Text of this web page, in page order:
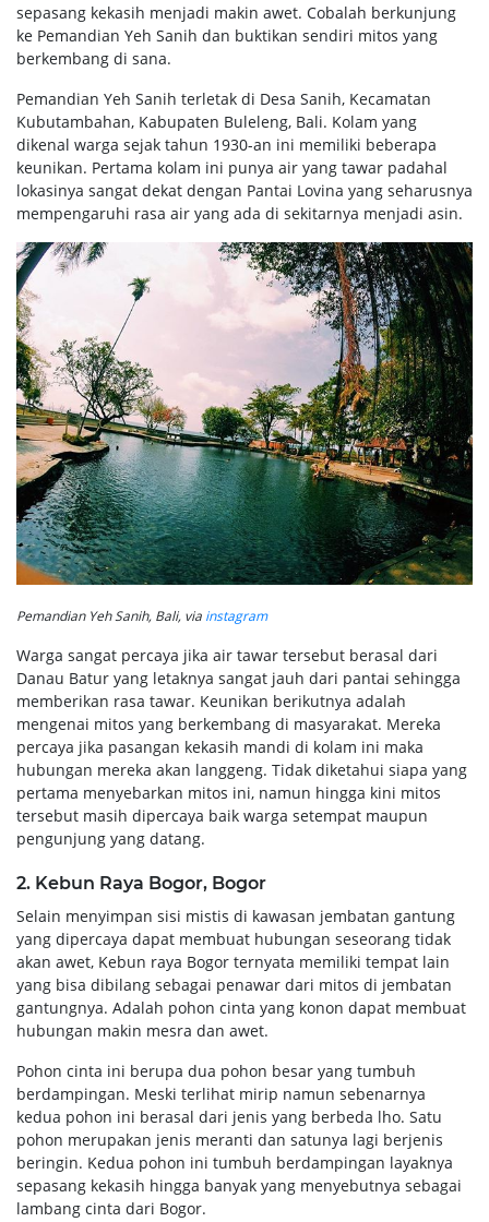
sepasang kekasih menjadi makin awet. Cobalah berkunjung
ke Pemandian Yeh Sanih dan buktikan sendiri mitos yang
berkembang di sana.
Pemandian Yeh Sanih terletak di Desa Sanih, Kecamatan
Kubutambahan, Kabupaten Buleleng, Bali. Kolam yang
dikenal warga sejak tahun 1930-an ini memiliki beberapa
keunikan. Pertama kolam ini punya air yang tawar padahal
lokasinya sangat dekat dengan Pantai Lovina yang seharusnya
mempengaruhi rasa air yang ada di sekitarnya menjadi asin.
Pemandian Yeh Sanih, Bali, via instagram
Warga sangat percaya jika air tawar tersebut berasal dari
Danau Batur yang letaknya sangat jauh dari pantai sehingga
memberikan rasa tawar. Keunikan berikutnya adalah
mengenai mitos yang berkembang di masyarakat. Mereka
percaya jika pasangan kekasih mandi di kolam ini maka
hubungan mereka akan langgeng. Tidak diketahui siapa yang
pertama menyebarkan mitos ini, namun hingga kini mitos
tersebut masih dipercaya baik warga setempat maupun
pengunjung yang datang.
2. Kebun Raya Bogor, Bogor
Selain menyimpan sisi mistis di kawasan jembatan gantung
yang dipercaya dapat membuat hubungan seseorang tidak
akan awet, Kebun raya Bogor ternyata memiliki tempat lain
yang bisa dibilang sebagai penawar dari mitos di jembatan
gantungnya. Adalah pohon cinta yang konon dapat membuat
hubungan makin mesra dan awet.
Pohon cinta ini berupa dua pohon besar yang tumbuh
berdampingan. Meski terlihat mirip namun sebenarnya
kedua pohon ini berasal dari jenis yang berbeda lho. Satu
pohon merupakan jenis meranti dan satunya lagi berjenis
beringin. Kedua pohon ini tumbuh berdampingan layaknya
sepasang kekasih hingga banyak yang menyebutnya sebagai
lambang cinta dari Bogor.